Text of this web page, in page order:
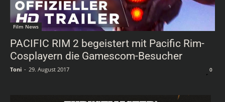
Film News
PACIFIC RIM 2 begeistert mit Pacific Rim-
Cosplayern die Gamescom-Besucher
Toni - 29. August 2017 0